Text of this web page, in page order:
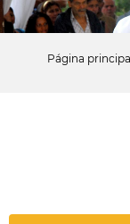
Página principal